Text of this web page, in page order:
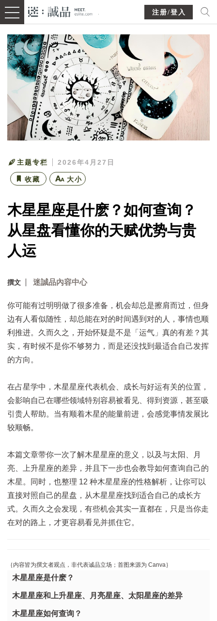
注册/登入
主题专栏 2026年4月27日
收藏 大小
木星星座是什麽？如何查询？
从星盘看懂你的天赋优势与贵
人运
撰文 迷誠品內容中心
你可能有过明明做了很多准备，机会却总是擦肩而过，但身
边有人看似随性，却总能在对的时间遇到对的人，事情也顺
利推进。久而久之，开始怀疑是不是「运气」真的有差？其
实，有时候不是你不够努力，而是还没找到最适合自己发挥
的方向。
在占星学中，木星星座代表机会、成长与好运有关的位置，
会影响自己在哪些领域特别容易被看见、得到资源，甚至吸
引贵人帮助。当有顺着木星的能量前进，会感觉事情发展比
较顺畅。
本篇文章带你一次了解木星星座的意义，以及与太阳、月
亮、上升星座的差异，并且下一步也会教导如何查询自己的
木星。同时，也整理 12 种木星星座的性格解析，让你可以
直接对照自己的星盘，从木星星座找到适合自己的成长方
式。久而久之会发现，有些机会其实一直都在，只是当你走
在对的路上，才更容易看见并抓住它。
｛内容皆为撰文者观点，非代表诚品立场；首图来源为 Canva｝
木星星座是什麽？
木星星座和上升星座、月亮星座、太阳星座的差异
木星星座如何查询？